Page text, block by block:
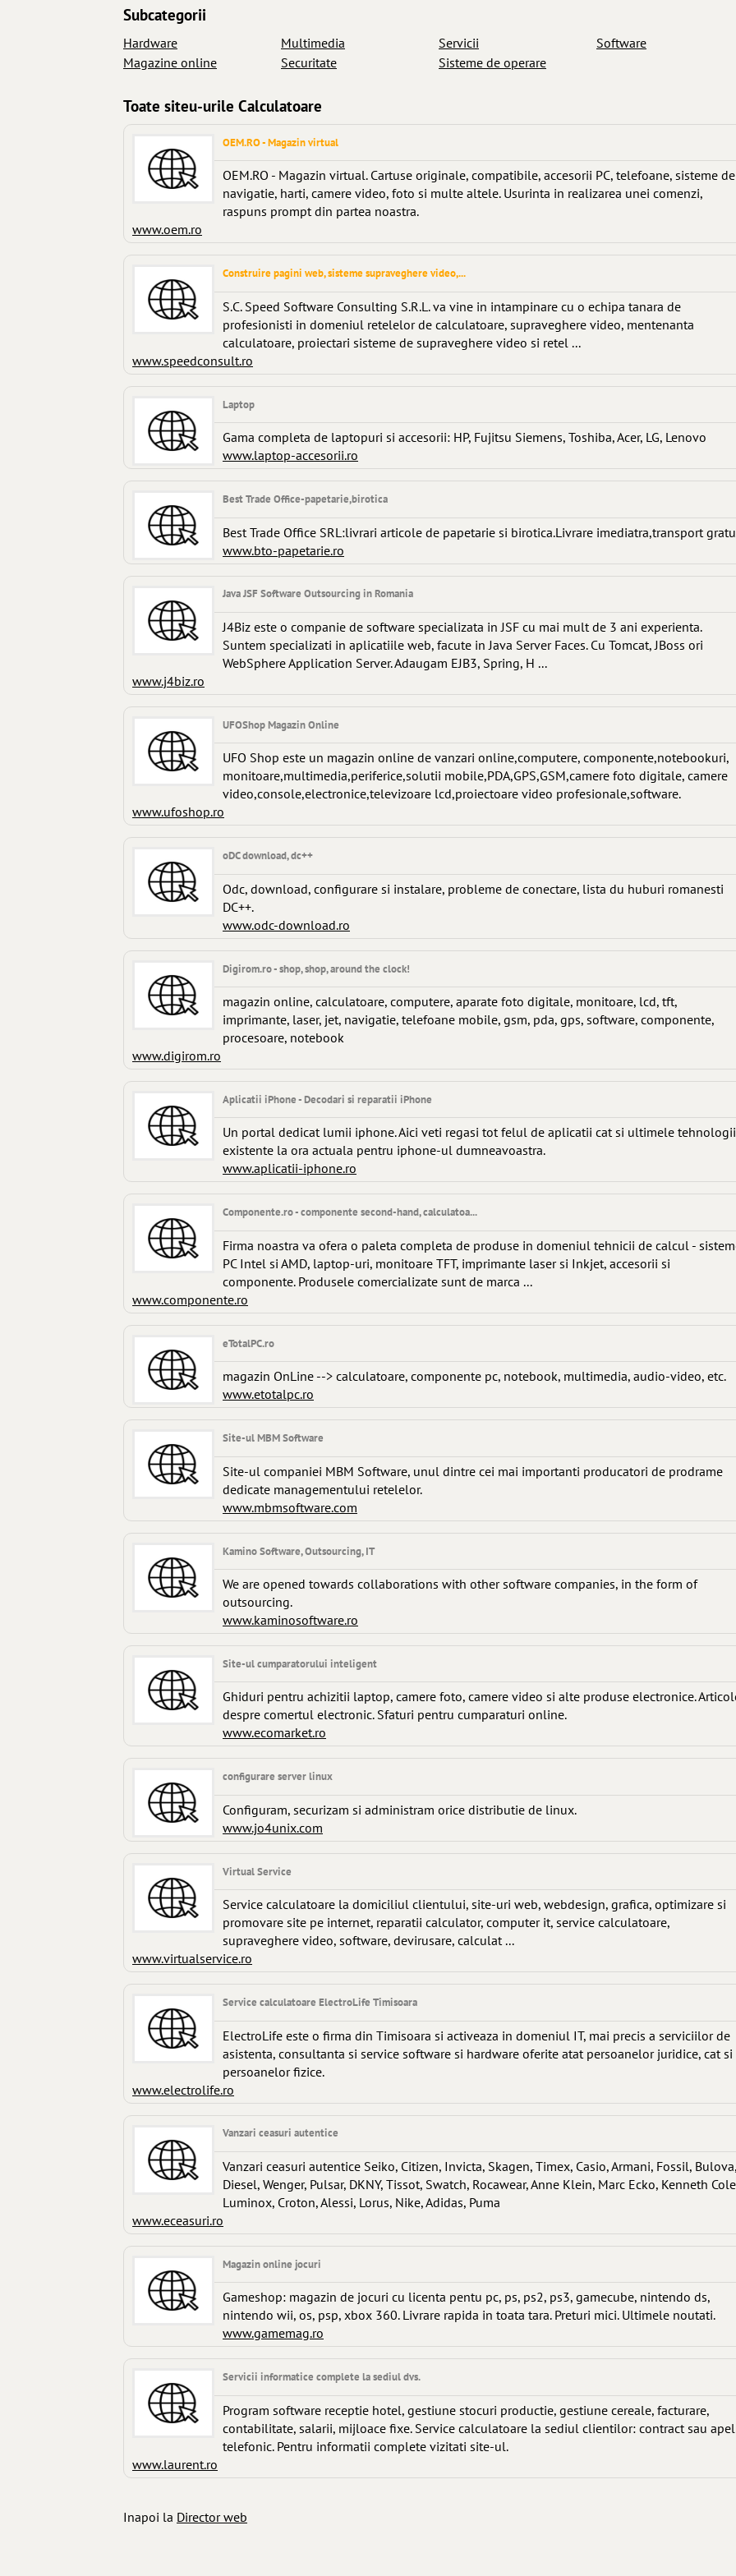
Subcategorii
Hardware
Magazine online
Multimedia
Securitate
Servicii
Sisteme de operare
Software
Toate siteu-urile Calculatoare
OEM.RO - Magazin virtual
OEM.RO - Magazin virtual. Cartuse originale, compatibile, accesorii PC, telefoane, sisteme de
navigatie, harti, camere video, foto si multe altele. Usurinta in realizarea unei comenzi,
raspuns prompt din partea noastra.
www.oem.ro
Construire pagini web, sisteme supraveghere video,...
S.C. Speed Software Consulting S.R.L. va vine in intampinare cu o echipa tanara de
profesionisti in domeniul retelelor de calculatoare, supraveghere video, mentenanta
calculatoare, proiectari sisteme de supraveghere video si retel ...
www.speedconsult.ro
Laptop
Gama completa de laptopuri si accesorii: HP, Fujitsu Siemens, Toshiba, Acer, LG, Lenovo
www.laptop-accesorii.ro
Best Trade Office-papetarie,birotica
Best Trade Office SRL:livrari articole de papetarie si birotica.Livrare imediatra,transport
www.bto-papetarie.ro
Java JSF Software Outsourcing in Romania
J4Biz este o companie de software specializata in JSF cu mai mult de 3 ani experienta.
Suntem specializati in aplicatiile web, facute in Java Server Faces. Cu Tomcat, JBoss ori
WebSphere Application Server. Adaugam EJB3, Spring, H ...
www.j4biz.ro
UFOShop Magazin Online
UFO Shop este un magazin online de vanzari online,computere, componente,notebookuri,
monitoare,multimedia,periferice,solutii mobile,PDA,GPS,GSM,camere foto digitale, camere
video,console,electronice,televizoare lcd,proiectoare video profesionale,software.
www.ufoshop.ro
oDC download, dc++
Odc, download, configurare si instalare, probleme de conectare, lista du huburi romanesti
DC++.
www.odc-download.ro
Digirom.ro - shop, shop, around the clock!
magazin online, calculatoare, computere, aparate foto digitale, monitoare, lcd, tft,
imprimante, laser, jet, navigatie, telefoane mobile, gsm, pda, gps, software, componente,
procesoare, notebook
www.digirom.ro
Aplicatii iPhone - Decodari si reparatii iPhone
Un portal dedicat lumii iphone. Aici veti regasi tot felul de aplicatii cat si ultimele tehnologii
existente la ora actuala pentru iphone-ul dumneavoastra.
www.aplicatii-iphone.ro
Componente.ro - componente second-hand, calculatoa...
Firma noastra va ofera o paleta completa de produse in domeniul tehnicii de calcul -
PC Intel si AMD, laptop-uri, monitoare TFT, imprimante laser si Inkjet, accesorii si
componente. Produsele comercializate sunt de marca ...
www.componente.ro
eTotalPC.ro
magazin OnLine --> calculatoare, componente pc, notebook, multimedia, audio-video, etc.
www.etotalpc.ro
Site-ul MBM Software
Site-ul companiei MBM Software, unul dintre cei mai importanti producatori de prodrame
dedicate managementului retelelor.
www.mbmsoftware.com
Kamino Software, Outsourcing, IT
We are opened towards collaborations with other software companies, in the form of
outsourcing.
www.kaminosoftware.ro
Site-ul cumparatorului inteligent
Ghiduri pentru achizitii laptop, camere foto, camere video si alte produse electronice.
despre comertul electronic. Sfaturi pentru cumparaturi online.
www.ecomarket.ro
configurare server linux
Configuram, securizam si administram orice distributie de linux.
www.jo4unix.com
Virtual Service
Service calculatoare la domiciliul clientului, site-uri web, webdesign, grafica, optimizare si
promovare site pe internet, reparatii calculator, computer it, service calculatoare,
supraveghere video, software, devirusare, calculat ...
www.virtualservice.ro
Service calculatoare ElectroLife Timisoara
ElectroLife este o firma din Timisoara si activeaza in domeniul IT, mai precis a serviciilor de
asistenta, consultanta si service software si hardware oferite atat persoanelor juridice, cat si
persoanelor fizice.
www.electrolife.ro
Vanzari ceasuri autentice
Vanzari ceasuri autentice Seiko, Citizen, Invicta, Skagen, Timex, Casio, Armani, Fossil, Bulova,
Diesel, Wenger, Pulsar, DKNY, Tissot, Swatch, Rocawear, Anne Klein, Marc Ecko, Kenneth
Luminox, Croton, Alessi, Lorus, Nike, Adidas, Puma
www.eceasuri.ro
Magazin online jocuri
Gameshop: magazin de jocuri cu licenta pentu pc, ps, ps2, ps3, gamecube, nintendo ds,
nintendo wii, os, psp, xbox 360. Livrare rapida in toata tara. Preturi mici. Ultimele noutati.
www.gamemag.ro
Servicii informatice complete la sediul dvs.
Program software receptie hotel, gestiune stocuri productie, gestiune cereale, facturare,
contabilitate, salarii, mijloace fixe. Service calculatoare la sediul clientilor: contract sau apel
telefonic. Pentru informatii complete vizitati site-ul.
www.laurent.ro
Inapoi la Director web